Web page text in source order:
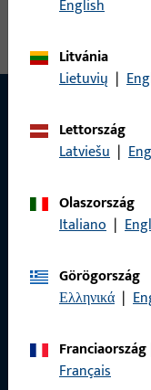
csapóretesz zár,
KAPCSOLAT
English
Litvánia
Lietuvių |
Lettország
Latviešu |
Olaszország
Italiano |
Görögország
Ελληνικά |
Franciaország
Français